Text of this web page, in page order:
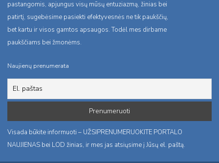
pastangomis, apjungus visų mūsų entuziazmą, žinias bei
patirtį, sugebėsime pasiekti efektyvesnės ne tik paukščių,
bet kartu ir visos gamtos apsaugos. Todėl mes dirbame
paukščiams bei žmonėms.
Naujienų prenumerata
Visada būkite informuoti – UŽSIPRENUMERUOKITE PORTALO
NAUJIENAS bei LOD žinias, ir mes jas atsiųsime į Jūsų el. paštą.